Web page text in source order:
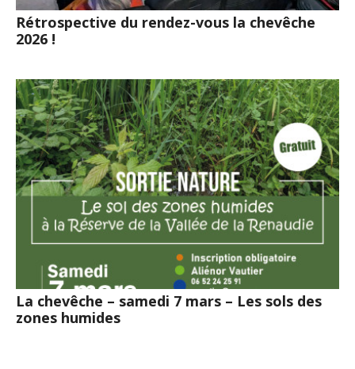
Rétrospective du rendez-vous la chevêche
2026 !
La chevêche – samedi 7 mars – Les sols des
zones humides